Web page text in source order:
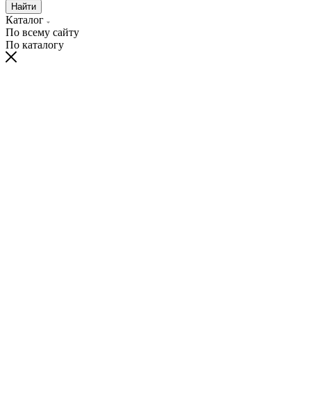
Найти
Каталог
По всему сайту
По каталогу